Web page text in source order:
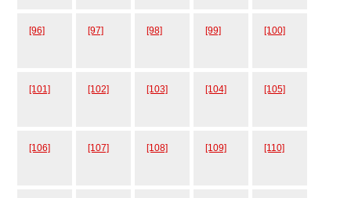
[96] [97] [98] [99] [100]
[101] [102] [103] [104] [105]
[106] [107] [108] [109] [110]